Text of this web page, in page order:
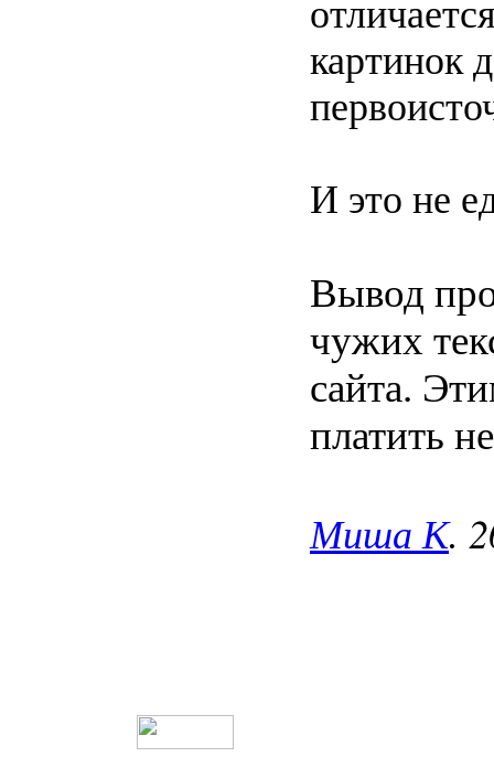
картинок
И это не
Вывод
чужих
сайта.
платить
Миша К.